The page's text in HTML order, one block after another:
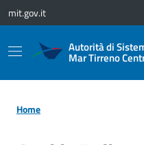
Vai ai contenuti
Vai al footer
mit.gov.it
Autorità di
Mar Tirreno
Home